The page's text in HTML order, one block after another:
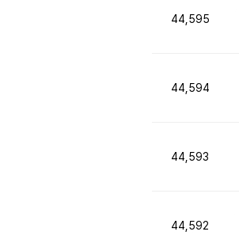
44,595
44,594
44,593
44,592